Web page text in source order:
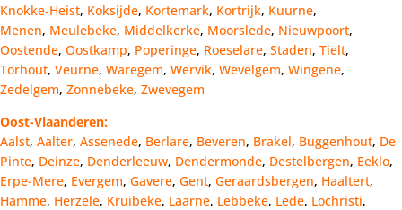
Knokke-Heist, Koksijde, Kortemark, Kortrijk, Kuurne,
Menen, Meulebeke, Middelkerke, Moorslede, Nieuwpoort,
Oostende, Oostkamp, Poperinge, Roeselare, Staden, Tielt,
Torhout, Veurne, Waregem, Wervik, Wevelgem, Wingene,
Zedelgem, Zonnebeke, Zwevegem
Oost-Vlaanderen:
Aalst, Aalter, Assenede, Berlare, Beveren, Brakel, Buggenhout, De
Pinte, Deinze, Denderleeuw, Dendermonde, Destelbergen, Eeklo,
Erpe-Mere, Evergem, Gavere, Gent, Geraardsbergen, Haaltert,
Hamme, Herzele, Kruibeke, Laarne, Lebbeke, Lede, Lochristi,